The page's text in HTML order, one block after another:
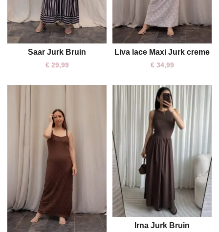
One size
Saar Jurk Bruin
€29,99
One size
Liva lace Maxi Jurk creme
€34,99
M L
Irna Jurk Bruin